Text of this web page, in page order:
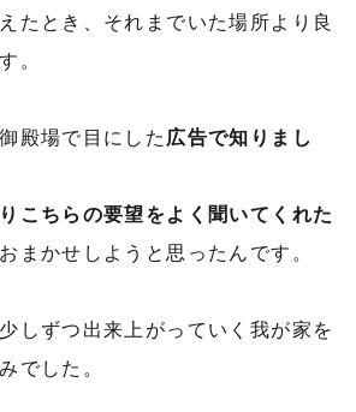
たとき、それまでいた場所より良
。
殿場で目にした 広告で知りまし
こちらの要望をよく聞いてくれた
まかせしようと思ったんです。
しずつ出来上がっていく我が家を
でした。